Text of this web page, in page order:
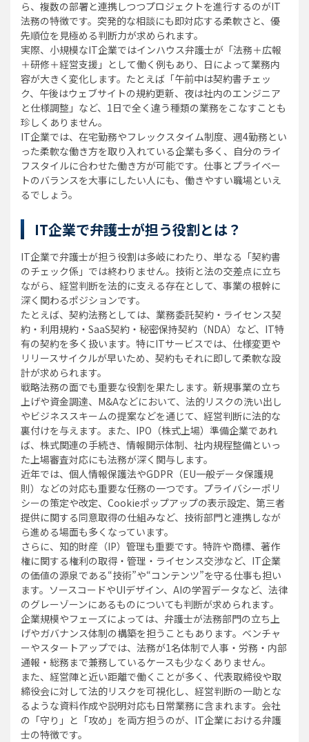
ら、複数の部署と連携しつつプロジェクトを進行するのがIT
法務の特徴です。突発的な相談にも即対応する柔軟さと、優
先順位を見極める判断力が求められます。
実際、小規模なIT企業ではインハウス弁護士が「法務＋広報
＋研修＋経営支援」として働く例もあり、日によって業務内
容が大きく変化します。たとえば「午前中は契約書チェッ
ク、午後はウェブサイトの規約更新、夜は社内のエンジニア
と仕様調整」など、1日で全く違う種類の業務をこなすことも
珍しくありません。
IT企業では、在宅勤務やフレックスタイム制度、週4勤務とい
った柔軟な働き方を取り入れている企業も多く、自分のライ
フスタイルに合わせた働き方が可能です。仕事とプライベー
トのバランスを大事にしたい人にも、働きやすい職場といえ
るでしょう。
IT企業で弁護士が担う役割とは？
IT企業で弁護士が担う役割は多岐にわたり、単なる「契約書
のチェック係」では終わりません。技術と法の交差点に立ち
ながら、経営判断を法的に支える存在として、事業の根幹に
深く関わるポジションです。
たとえば、契約法務としては、業務委託契約・ライセンス契
約・利用規約・SaaS契約・秘密保持契約（NDA）など、IT特
有の契約を多く扱います。特にITサービスでは、仕様変更や
リリースサイクルが早いため、契約もそれに即して柔軟な設
計が求められます。
戦略法務の面でも重要な役割を果たします。新規事業の立ち
上げや資金調達、M&Aなどにおいて、法的リスクの洗い出し
やビジネススキームの提案などを通じて、経営判断に法的な
裏付けを与えます。また、IPO（株式上場）準備企業であれ
ば、株式関連の手続き、情報開示体制、社内規程整備といっ
た上場審査対応にも法務が深く関与します。
近年では、個人情報保護法やGDPR（EU一般データ保護規
則）などの対応も重要な任務の一つです。プライバシーポリ
シーの策定や改定、Cookieポップアップの表示設定、第三者
提供に関する同意取得の仕組みなど、技術部門と連携しなが
ら進める場面も多くなっています。
さらに、知的財産（IP）管理も重要です。特許や商標、著作
権に関する権利の取得・管理・ライセンス交渉など、IT企業
の価値の源泉である“技術”や“コンテンツ”を守る仕事も担い
ます。ソースコードやUIデザイン、AIの学習データなど、法律
のグレーゾーンにあるものについても判断が求められます。
企業規模やフェーズによっては、弁護士が法務部門の立ち上
げやガバナンス体制の構築を担うこともあります。ベンチャ
ーやスタートアップでは、法務が1名体制で人事・労務・内部
通報・総務まで兼務しているケースも少なくありません。
また、経営陣と近い距離で働くことが多く、代表取締役や取
締役会に対して法的リスクを可視化し、経営判断の一助とな
るような資料作成や説明対応も日常業務に含まれます。会社
の「守り」と「攻め」を両方担うのが、IT企業における弁護
士の特徴です。